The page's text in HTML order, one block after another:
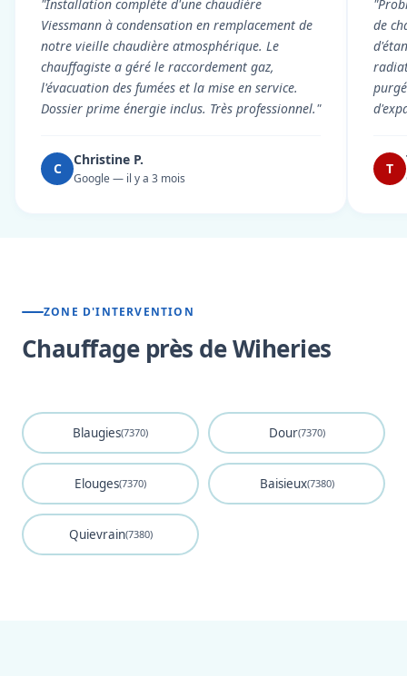
"Installation complète d'une chaudière
Viessmann à condensation en remplacement de
notre vieille chaudière atmosphérique. Le
chauffagiste a géré le raccordement gaz,
l'évacuation des fumées et la mise en service.
Dossier prime énergie inclus. Très professionnel."
C
Christine P.
Google — il y a 3 mois
de
T
ZONE D'INTERVENTION
Chauffage près de Wiheries
Blaugies(7370) Dour(7370)
Elouges(7370) Baisieux(7380)
Quievrain(7380)